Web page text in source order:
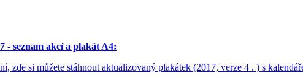
seznam akcí a plakát A4:
zde si můžete stáhnout aktualizovaný plakátek (2017, verze 4 . ) s